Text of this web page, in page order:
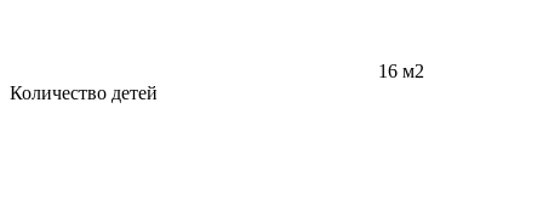
16 м2
Количество детей